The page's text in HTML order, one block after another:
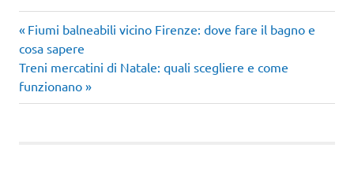
Navigazione
articoli
Articolo
precedente:
Fiumi balneabili vicino Firenze: dove fare il bagno e
cosa sapere
Articolo
successivo:
Treni mercatini di Natale: quali scegliere e come
funzionano